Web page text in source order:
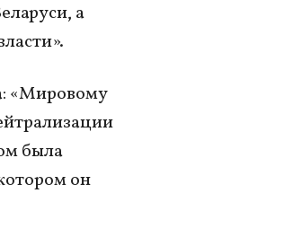
а
«Мировому
была
он